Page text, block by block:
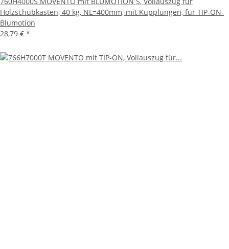
Holzschubkasten, 40 kg, NL=400mm, mit Kupplungen, für TIP-ON-
Blumotion
28,79 € *